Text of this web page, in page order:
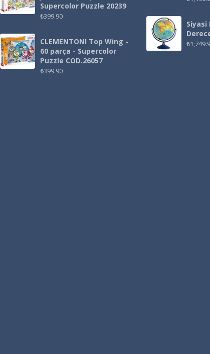
Supercolor Puzzle 20239
₺399.90
CLEMENTONI Top Wing -
60 parça - Supercolor
Puzzle COD.26057
₺399.90
Siyasi
₺